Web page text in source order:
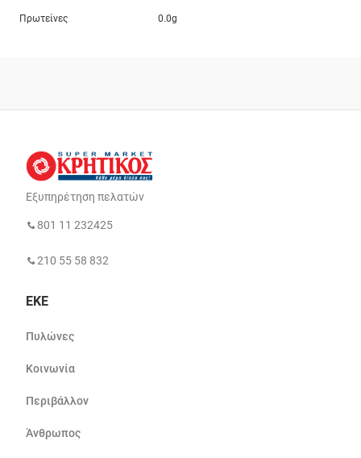
Πρωτείνες 0.0g
Εξυπηρέτηση πελατών
801 11 232425
210 55 58 832
ΕΚΕ
Πυλώνες
Κοινωνία
Περιβάλλον
Άνθρωπος